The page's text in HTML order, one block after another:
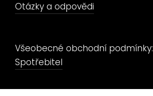
Otázky a odpovědi
Všeobecné obchodní podmínky:
Spotřebitel